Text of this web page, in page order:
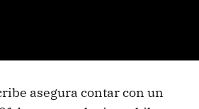
asegura contar con un